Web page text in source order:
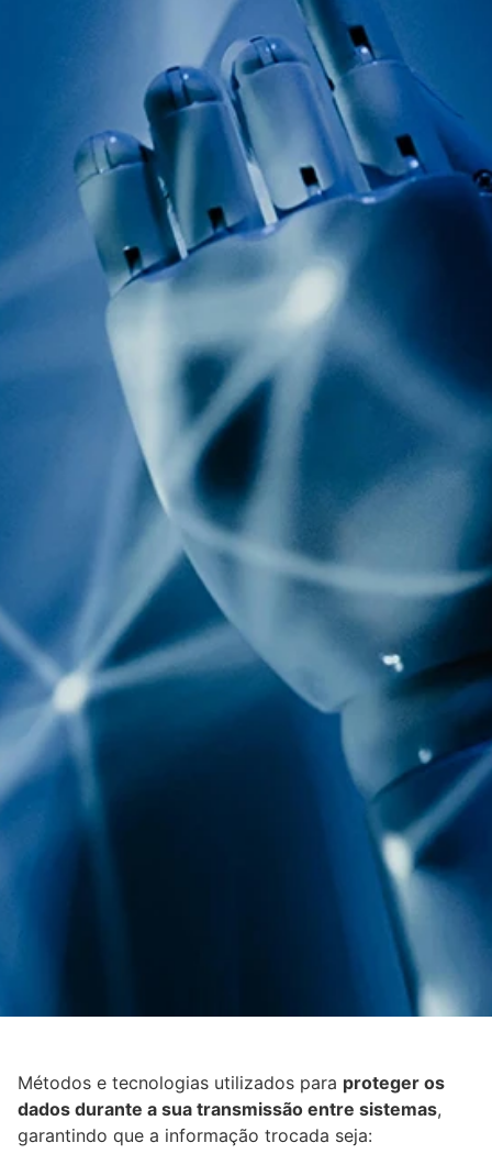
Métodos e tecnologias utilizados para proteger os
dados durante a sua transmissão entre sistemas,
garantindo que a informação trocada seja: